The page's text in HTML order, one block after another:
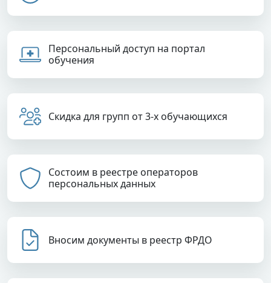
Персональный доступ на портал
обучения
Скидка для групп от 3-х обучающихся
Состоим в реестре операторов
персональных данных
Вносим документы в реестр ФРДО